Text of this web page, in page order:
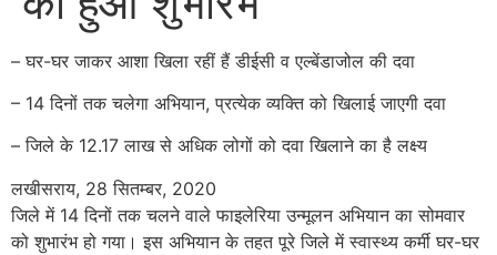
– घर-घर जाकर आशा खिला रहीं हैं डीईसी व एल्बेंडाजोल की दवा
– 14 दिनों तक चलेगा अभियान, प्रत्येक व्यक्ति को खिलाई जाएगी दवा
– जिले के 12.17 लाख से अधिक लोगों को दवा खिलाने का है लक्ष्य
लखीसराय, 28 सितम्बर, 2020
जिले में 14 दिनों तक चलने वाले फाइलेरिया उन्मूलन अभियान का सोमवार
को शुभारंभ हो गया। इस अभियान के तहत पूरे जिले में स्वास्थ्य कर्मी घर-घर